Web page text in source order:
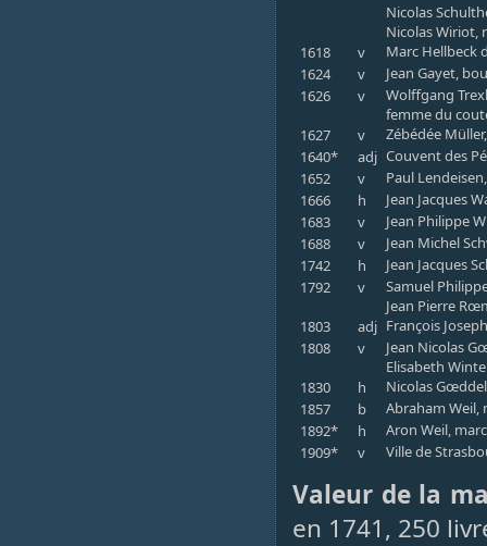
Nicolas
Nicolas Wiriot,
1618
v
Marc Hellbeck
1624
v
Jean Gayet,
1626
v
Wolffgang
femme du
1627
v
Zébédée
1640*
adj Couvent des
1652
v
Paul
1666
h
Jean Jacques
1683
v
Jean Philippe
1688
v
Jean Michel
1742
h
Jean Jacques
1792
v
Samuel
Jean Pierre
1803
adj François
1808
v
Jean Nicolas
Elisabeth
1830
h
Nicolas
1857
b
Abraham Weil,
1892*
h
Aron Weil,
1909*
v Ville de
Valeur de la
en 1741, 250